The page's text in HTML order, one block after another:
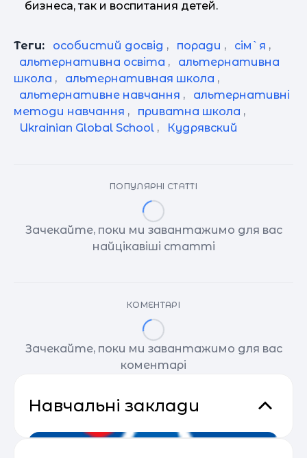
бизнеса, так и воспитания детей.
Теги: особистий досвід , поради , сім`я ,
альтернативна освіта ,
альтернативна
школа , альтернативная школа ,
альтернативне навчання ,
альтернативні
методи навчання , приватна школа ,
Ukrainian Global School , Кудрявский
ПОПУЛЯРНІ СТАТТІ
Зачекайте, поки ми завантажимо для вас
найцікавіші статті
КОМЕНТАРІ
Зачекайте, поки ми завантажимо для вас
коментарі
Навчальні заклади